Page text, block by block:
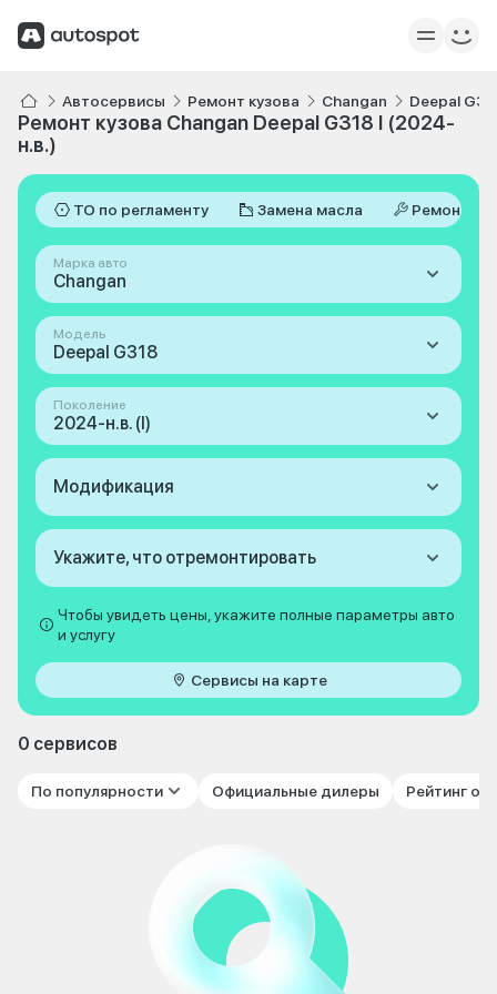
Автосервисы Ремонт кузова Changan Deepal
Ремонт кузова Changan Deepal G318 I (2024-
н.в.)
ТО по регламенту Замена масла Ремонт
Марка авто
Changan
Модель
Deepal G318
Поколение
2024-н.в. (I)
Модификация
Укажите, что отремонтировать
Чтобы увидеть цены, укажите полные параметры авто
и услугу
Сервисы на карте
0 сервисов
По популярности Официальные дилеры Рейтинг